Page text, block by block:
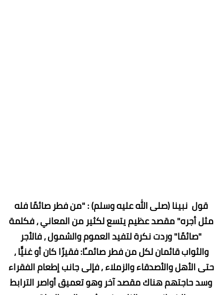
قول نبينا (صلى الله عليه وسلم) : "من فطر صائمًا فله
مثل أجره" مقصد عظيم يتسع لكثير من المعاني ، فكلمة
"صائمًا" وردت نكرة لتفيد العموم والشمول ، فالأجر
والثواب قائمان لكل من فطر صائمـًا: فقيرًا كان أو غنيًّا ،
حتى الأهل والأصدقاء والزملاء , فإلى جانب إطعام الفقراء
وسد حاجتهم هناك مقصد آخر وهو تعميق أواصر الترابط